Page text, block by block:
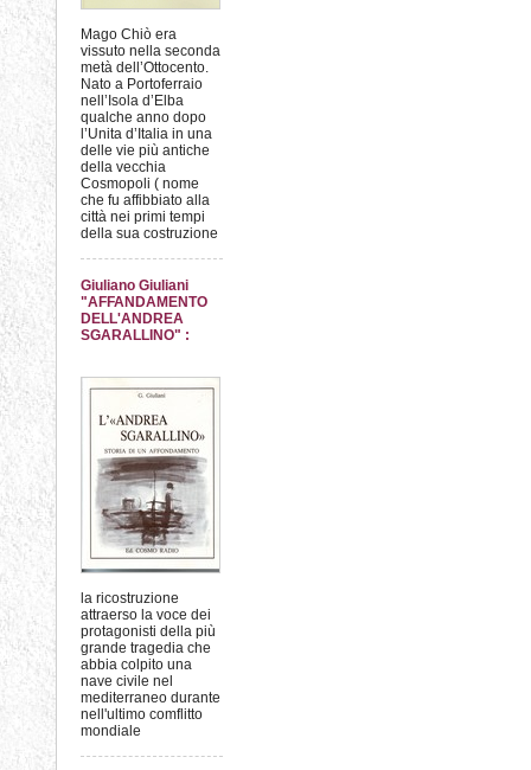
Mago Chiò era
vissuto nella seconda
metà dell’Ottocento.
Nato a Portoferraio
nell’Isola d’Elba
qualche anno dopo
l’Unita d’Italia in una
delle vie più antiche
della vecchia
Cosmopoli ( nome
che fu affibbiato alla
città nei primi tempi
della sua costruzione
Giuliano Giuliani
"AFFANDAMENTO
DELL'ANDREA
SGARALLINO" :
la ricostruzione
attraerso la voce dei
protagonisti della più
grande tragedia che
abbia colpito una
nave civile nel
mediterraneo durante
nell'ultimo comflitto
mondiale